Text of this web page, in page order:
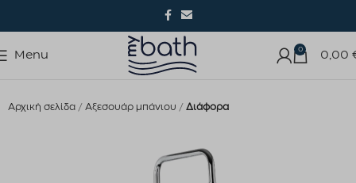
Menu 0 0,00
Αρχική σελίδα Αξεσουάρ μπάνιου Διάφορα